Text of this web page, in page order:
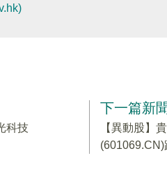
科技
下一篇新
【異動股】
(601069.CN)